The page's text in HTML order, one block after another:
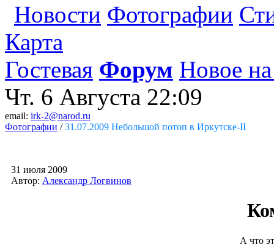
Новости Фотографии
Карта
Гостевая Форум Новое на
Чт. 6 Августа 22:09
email: irk-2@narod.ru
Фотографии /31.07.2009 Небольшой потоп в Иркутске-II
31 июля 2009
Автор: Александр Логвинов
А что